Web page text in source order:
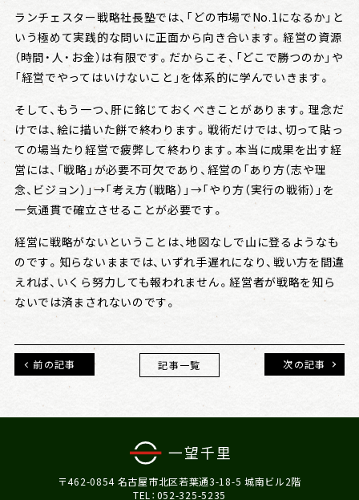
ランチェスター戦略社長塾では、「どの市場でNo.1になるか」と
いう極めて実践的な問いに正面から向き合います。経営の資源
（時間・人・お金）は有限です。だからこそ、「どこで勝つのか」や
「経営でやってはいけないこと」を体系的に学んでいきます。
そして、もう一つ、肝に銘じておくべきことがあります。理念だ
けでは、絵に描いた餅で終わります。戦術だけでは、切って貼っ
ての場当たり経営で疲弊して終わります。本当に成果を出す経
営には、「戦略」が必要不可欠であり、経営の「あり方（志や理
念、ビジョン）」→「考え方（戦略）」→「やり方（実行の戦術）」を
一気通貫で確立させることが必要です。
経営に戦略がないということは、地図なしで山に登るようなも
のです。知らないままでは、いずれ手遅れになり、戦い方を間違
えれば、いくら努力しても報われません。経営者が戦略を知ら
ないでは済まされないのです。
前の記事 記事一覧 次の記事
〒462-0854 名古屋市北区若葉通3-18-5 城南ビル2階
TEL：052-325-5235